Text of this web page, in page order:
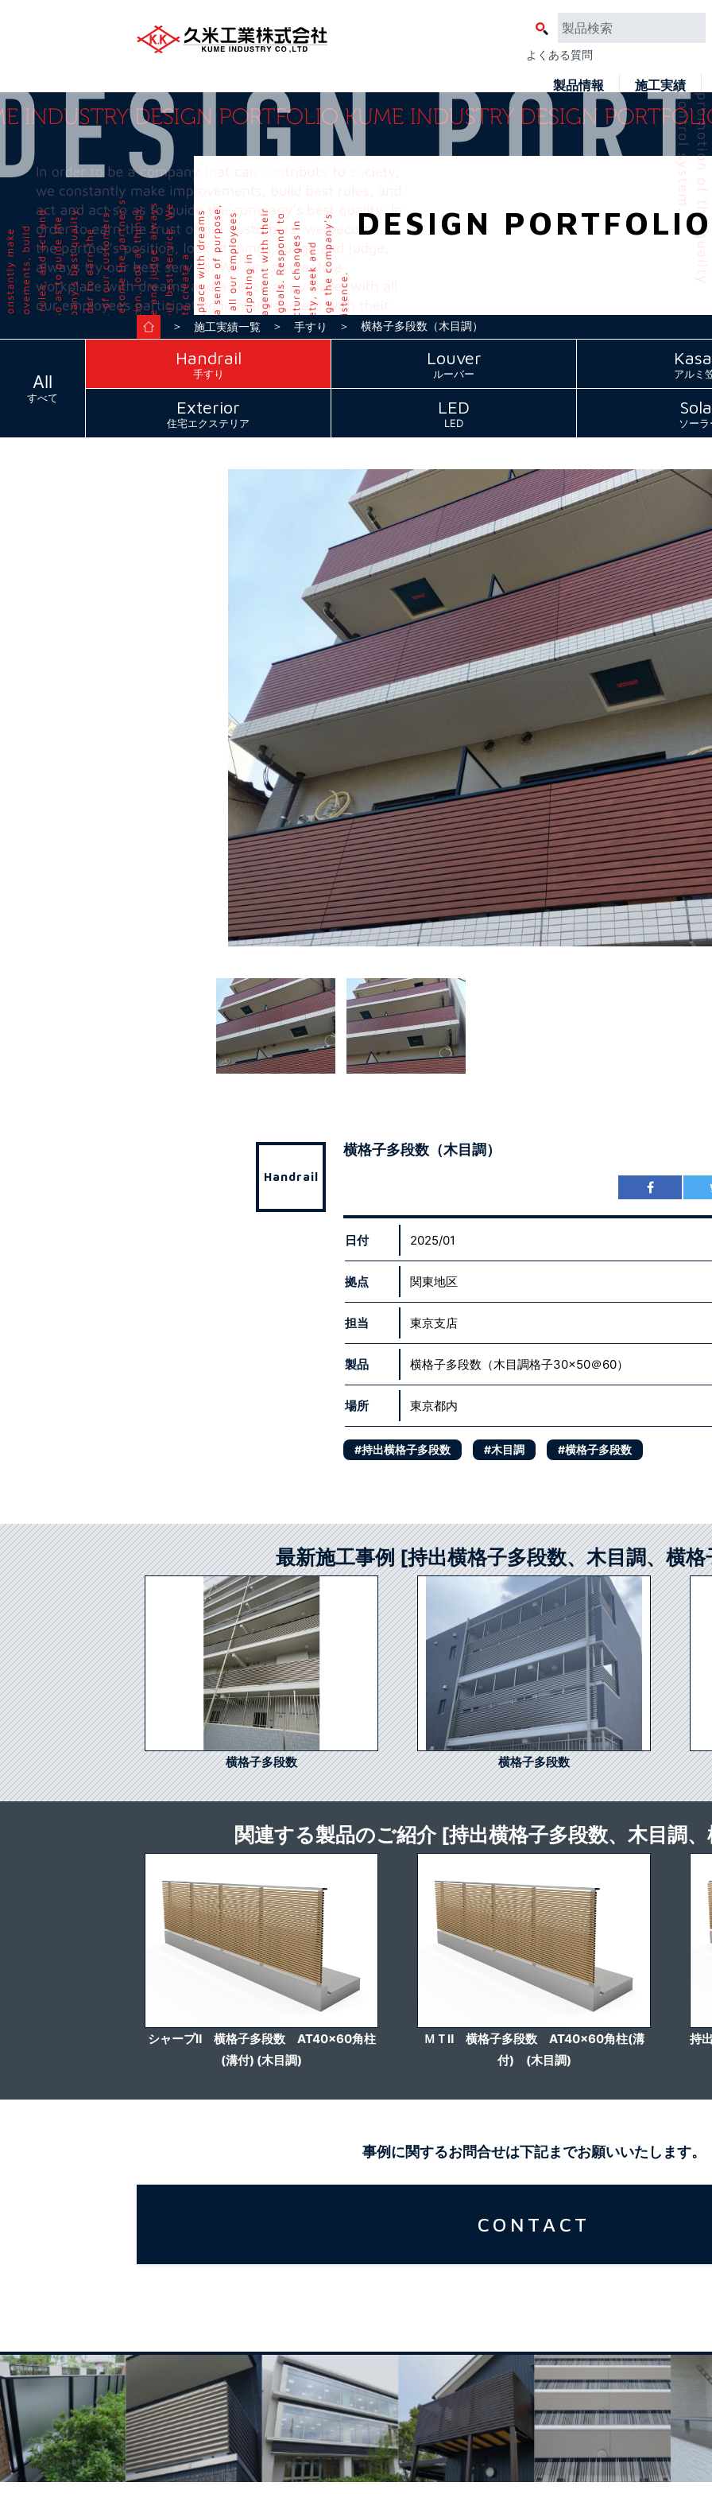
よくある質問
製品情報 施工実績
DESIGN PORTFOLIO
＞ 施工実績一覧 ＞ 手すり ＞ 横格子多段数（木目調）
All
すべて
Handrail
手すり
Louver
ルーバー アルミ
Exterior
住宅エクステリア
LED
LED ソー
Handrail
横格子多段数（木目調）
日付 2025/01
拠点 関東地区
担当 東京支店
製品 横格子多段数（木目調格子30×50＠60）
場所 東京都内
#持出横格子多段数 #木目調 #横格子多段数
最新施工事例 [持出横格子多段数、木目調、横
横格子多段数 横格子多段数
関連する製品のご紹介 [持出横格子多段数、木目調
シャープⅡ 横格子多段数 AT40x60角柱
(溝付) (木目調)
ＭＴⅡ 横格子多段数 AT40x60角柱(溝
付) (木目調)
持
事例に関するお問合せは下記までお願いいたします。
CONTACT